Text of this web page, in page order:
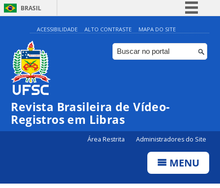
BRASIL
Simplifique!
Comunica BR
Participe
Canais
ACESSIBILIDADE ALTO CONTRASTE MAPA DO SITE
Revista Brasileira de Vídeo-
Registros em Libras
Área Restrita Administradores do Site
MENU